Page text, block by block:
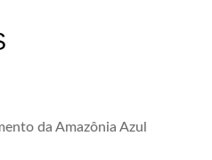
da Amazônia Azul